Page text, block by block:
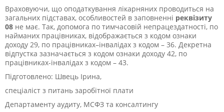
Враховуючи, що оподаткування лікарняних проводиться на
загальних підставах, особливостей в заповненні реквізиту
08 не має. Так, допомога по тимчасовій непрацездатності, по
найманих працівниках, відображається з кодом ознаки
доходу 29, по працівниках–інвалідах з кодом – 36. Декретна
відпустка зазначається з кодом ознаки доходу 42, по
працівниках-інвалідах з кодом – 43.
Підготовлено: Швець Ірина,
спеціаліст з питань заробітної плати
Департаменту аудиту, МСФЗ та консалтингу